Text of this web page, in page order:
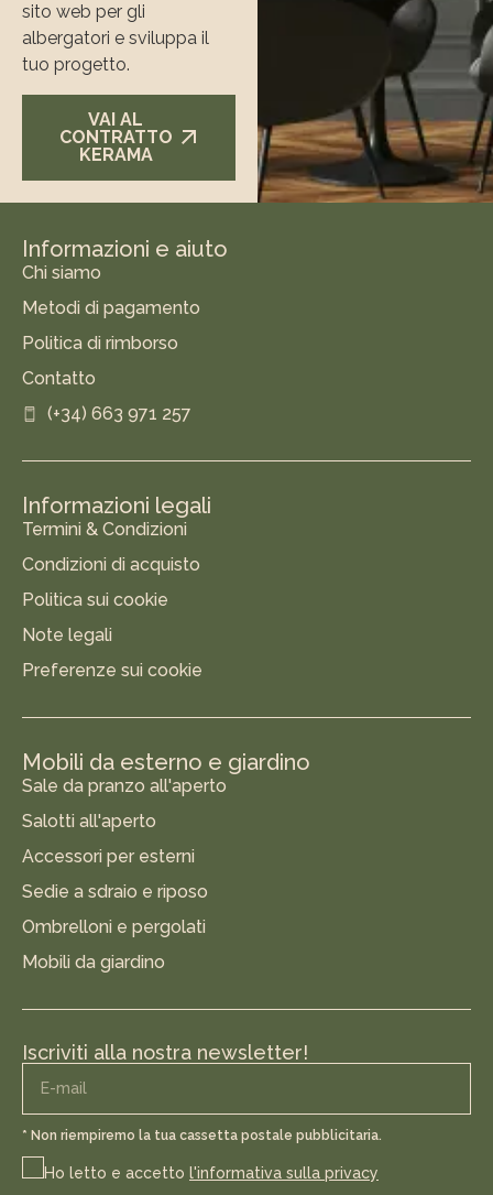
sito web per gli
albergatori e sviluppa il
tuo progetto.
VAI AL
CONTRATTO
KERAMA
Informazioni e aiuto
Chi siamo
Metodi di pagamento
Politica di rimborso
Contatto
(+34) 663 971 257
Informazioni legali
Termini & Condizioni
Condizioni di acquisto
Politica sui cookie
Note legali
Preferenze sui cookie
Mobili da esterno e giardino
Sale da pranzo all'aperto
Salotti all'aperto
Accessori per esterni
Sedie a sdraio e riposo
Ombrelloni e pergolati
Mobili da giardino
Iscriviti alla nostra newsletter!
* Non riempiremo la tua cassetta postale pubblicitaria.
Ho letto e accetto l'informativa sulla privacy